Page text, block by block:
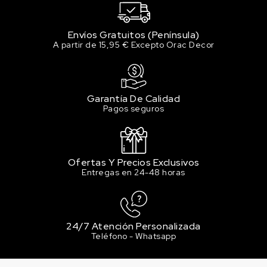
Envíos Gratuitos (Península)
A partir de 15,95 € Excepto Orac Decor
Garantía De Calidad
Pagos seguros
Ofertas Y Precios Exclusivos
Entregas en 24-48 horas
24/7 Atención Personalizada
Teléfono - Whatsapp